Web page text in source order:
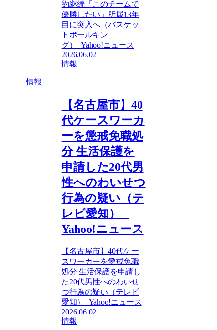
約継続「このチームで
優勝したい」所属13年
目に突入へ（バスケッ
トボールキン
グ） Yahoo!ニュース
2026.06.02
情報
情報
【名古屋市】40
代ケースワーカ
ーを懲戒免職処
分 生活保護を
申請した20代男
性へのわいせつ
行為の疑い（テ
レビ愛知） –
Yahoo!ニュース
【名古屋市】40代ケー
スワーカーを懲戒免職
処分 生活保護を申請し
た20代男性へのわいせ
つ行為の疑い（テレビ
愛知） Yahoo!ニュース
2026.06.02
情報